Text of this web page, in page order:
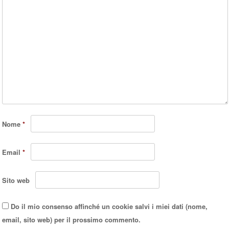
Nome*
Email*
Sito web
Do il mio consenso affinché un cookie salvi i miei dati (nome,
email, sito web) per il prossimo commento.